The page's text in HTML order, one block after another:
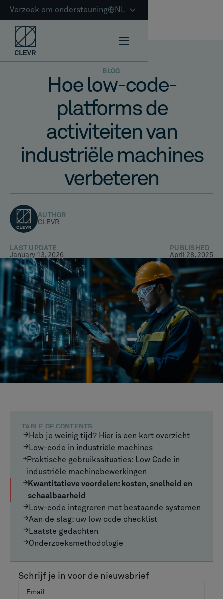
Verzoek om ondersteuning NL
BLOG
Hoe low-code-
platforms de
activiteiten van
industriële machines
verbeteren
AUTHOR
CLEVR
LAST UPDATE
January 13, 2026
PUBLISHED
April 28, 2025
TABLE OF CONTENTS
Heb je weinig tijd? Hier is een kort overzicht
Low-code in industriële machines
Praktische gebruikssituaties: Low Code in
industriële machinebewerkingen
Kwantitatieve voordelen: kosten, snelheid en
schaalbaarheid
Low-code integreren met bestaande systemen
Aan de slag: uw low code checklist
Laatste gedachten
Onderzoeksmethodologie
Schrijf je in voor de nieuwsbrief